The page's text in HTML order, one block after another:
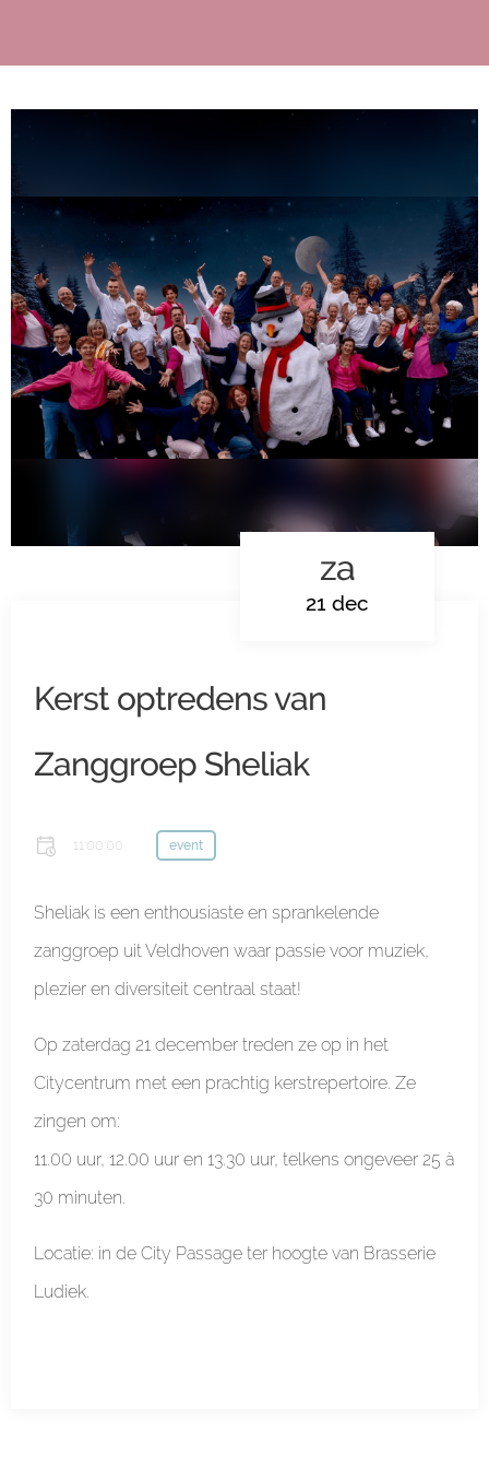
za
21 dec
Kerst optredens van
Zanggroep Sheliak
11:00:00 event
Sheliak is een enthousiaste en sprankelende
zanggroep uit Veldhoven waar passie voor muziek,
plezier en diversiteit centraal staat!
Op zaterdag 21 december treden ze op in het
Citycentrum met een prachtig kerstrepertoire. Ze
zingen om:
11.00 uur, 12.00 uur en 13.30 uur, telkens ongeveer 25 à
30 minuten.
Locatie: in de City Passage ter hoogte van Brasserie
Ludiek.